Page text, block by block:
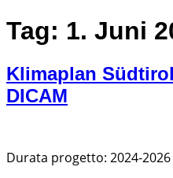
Tag: 1. Juni
Klimaplan
DICAM
Durata progetto: 2024-2026